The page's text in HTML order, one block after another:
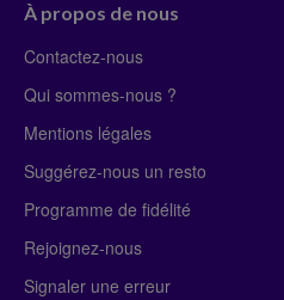
À propos de nous
Contactez-nous
Qui sommes-nous ?
Mentions légales
Suggérez-nous un resto
Programme de fidélité
Rejoignez-nous
Signaler une erreur